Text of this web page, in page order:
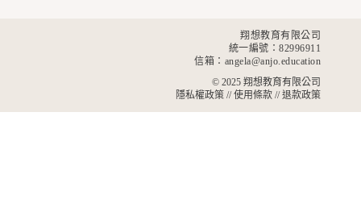
© 2025翔想教育有限公司
隱私權政策 //使用條款 //退款政策
翔想教育有限公司
統一編號：82996911
信箱：angela@anjo.education